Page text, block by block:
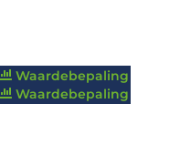
Waardebepaling
Waardebepaling